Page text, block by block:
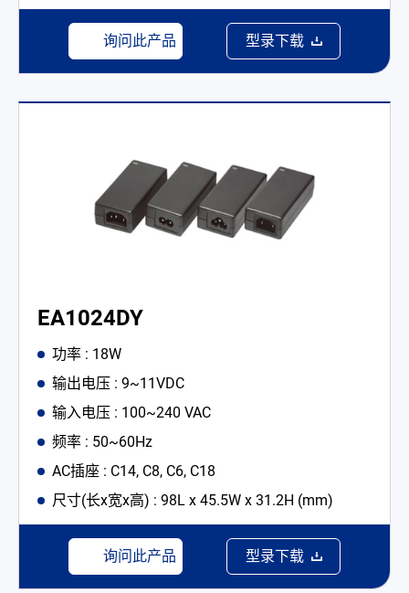
询问此产品 型录下载
EA1024DY
功率 : 18W
输出电压 : 9~11VDC
输入电压 : 100~240 VAC
频率 : 50~60Hz
AC插座 : C14, C8, C6, C18
尺寸(长x宽x高) : 98L x 45.5W x 31.2H (mm)
询问此产品 型录下载